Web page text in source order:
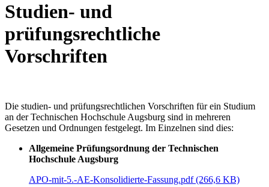
Studien- und
prüfungsrechtliche
Vorschriften
Die studien- und prüfungsrechtlichen Vorschriften für ein Studium
an der Technischen Hochschule Augsburg sind in mehreren
Gesetzen und Ordnungen festgelegt. Im Einzelnen sind dies:
Allgemeine Prüfungsordnung der Technischen
Hochschule Augsburg
APO-mit-5.-AE-Konsolidierte-Fassung.pdf (266,6 KB)